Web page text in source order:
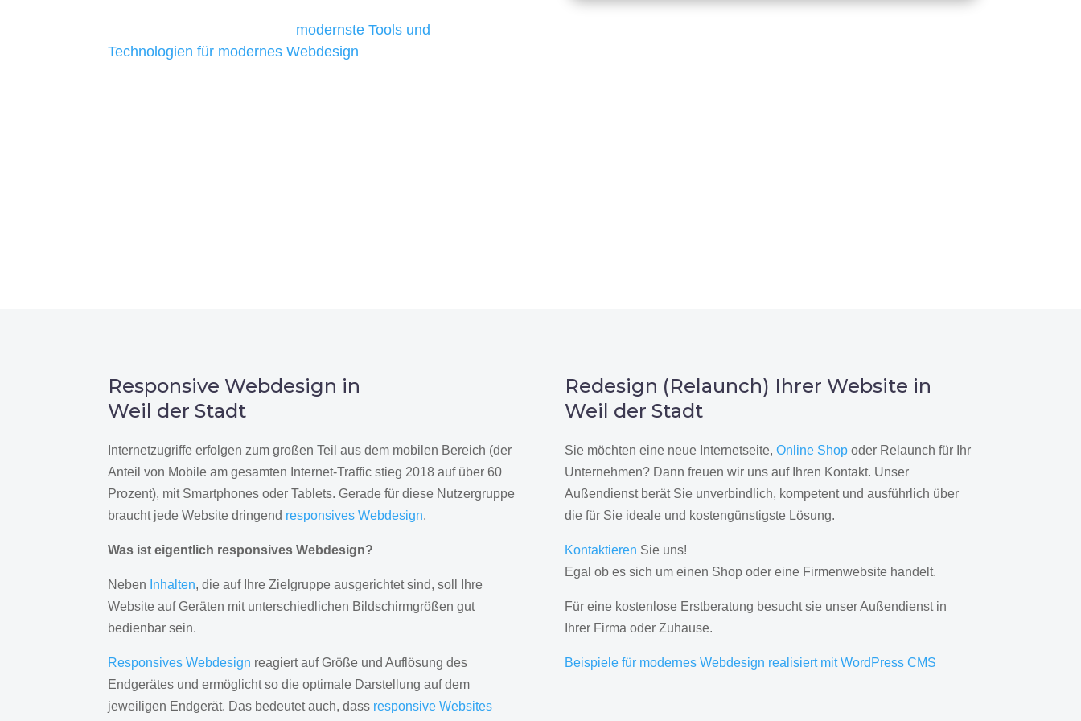
modernste Tools und
Technologien für modernes Webdesign
Responsive Webdesign in
Weil der Stadt
Internetzugriffe erfolgen zum großen Teil aus dem mobilen Bereich (der
Anteil von Mobile am gesamten Internet-Traffic stieg 2018 auf über 60
Prozent), mit Smartphones oder Tablets. Gerade für diese Nutzergruppe
braucht jede Website dringend responsives Webdesign.
Was ist eigentlich responsives Webdesign?
Neben Inhalten, die auf Ihre Zielgruppe ausgerichtet sind, soll Ihre
Website auf Geräten mit unterschiedlichen Bildschirmgrößen gut
bedienbar sein.
Responsives Webdesign reagiert auf Größe und Auflösung des
Endgerätes und ermöglicht so die optimale Darstellung auf dem
jeweiligen Endgerät. Das bedeutet auch, dass responsive Websites
Redesign (Relaunch) Ihrer Website in
Weil der Stadt
Sie möchten eine neue Internetseite, Online Shopoder Relaunch für Ihr
Unternehmen? Dann freuen wir uns auf Ihren Kontakt. Unser
Außendienst berät Sie unverbindlich, kompetent und ausführlich über
die für Sie ideale und kostengünstigste Lösung.
Kontaktieren Sie uns!
Egal ob es sich um einen Shop oder eine Firmenwebsite handelt.
Für eine kostenlose Erstberatung besucht sie unser Außendienst in
Ihrer Firma oder Zuhause.
Beispiele für modernes Webdesign realisiert mit WordPress CMS